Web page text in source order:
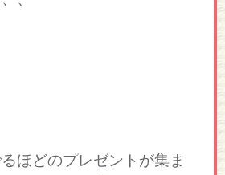
ほどのプレゼントが集ま